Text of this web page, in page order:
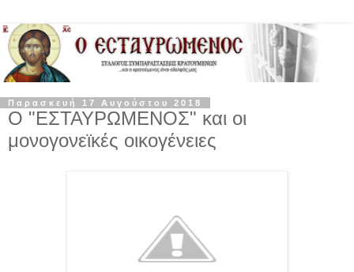
Παρασκευή 17 Αυγούστου 2018
Ο "ΕΣΤΑΥΡΩΜΕΝΟΣ" και οι
μονογονεϊκές οικογένειες